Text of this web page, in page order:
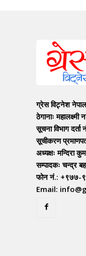
ग्रेस विट्नेश नेपाल
ठेगानाः
सूचना विभाग
सूचीकरण
अध्यक्षः मन्दिरा
सम्पादकः चन्द्र
फोन नं.: +९७७-
Email: